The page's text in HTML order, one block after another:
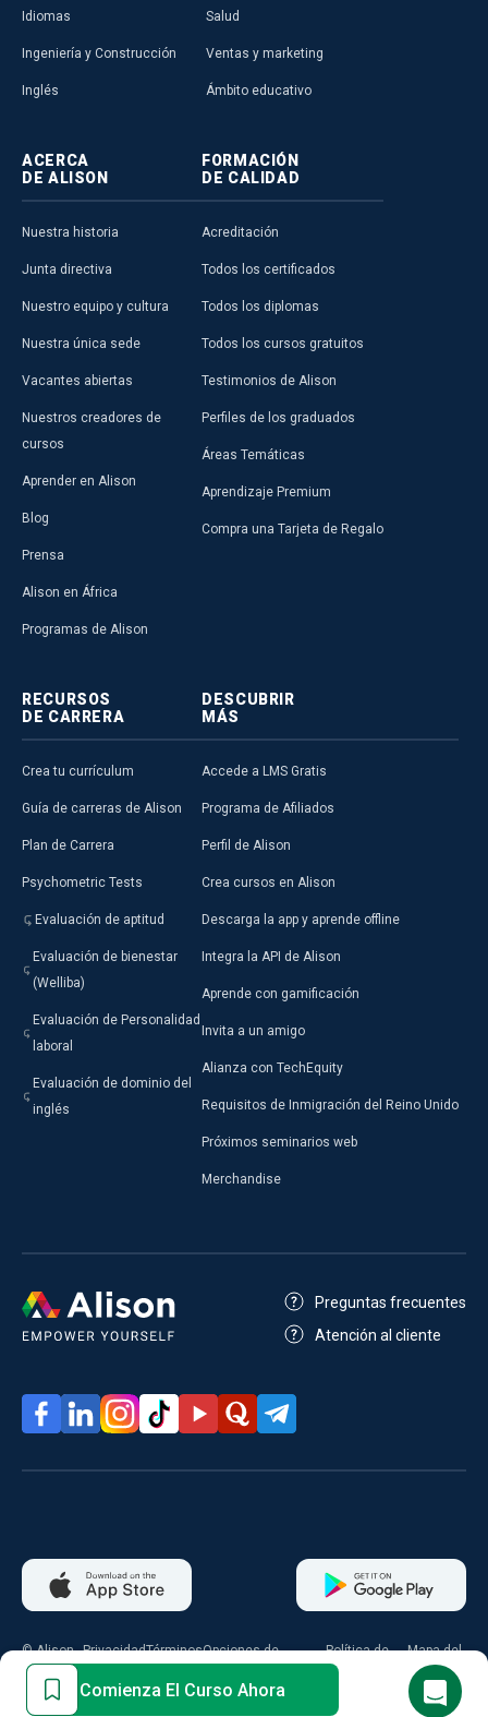
Comienza El Curso Ahora
Idiomas
Ingeniería y Construcción
Inglés
Salud
Ventas y marketing
Ámbito educativo
ACERCA
DE ALISON
Nuestra historia
Junta directiva
Nuestro equipo y cultura
Nuestra única sede
Vacantes abiertas
Nuestros creadores de
cursos
Aprender en Alison
Blog
Prensa
Alison en África
Programas de Alison
FORMACIÓN
DE CALIDAD
Acreditación
Todos los certificados
Todos los diplomas
Todos los cursos gratuitos
Testimonios de Alison
Perfiles de los graduados
Áreas Temáticas
Aprendizaje Premium
Compra una Tarjeta de Regalo
RECURSOS
DE CARRERA
Crea tu currículum
Guía de carreras de Alison
Plan de Carrera
Psychometric Tests
Evaluación de aptitud
Evaluación de bienestar
(Welliba)
Evaluación de Personalidad
laboral
Evaluación de dominio del
inglés
DESCUBRIR
MÁS
Accede a LMS Gratis
Programa de Afiliados
Perfil de Alison
Crea cursos en Alison
Descarga la app y aprende offline
Integra la API de Alison
Aprende con gamificación
Invita a un amigo
Alianza con TechEquity
Requisitos de Inmigración del Reino Unido
Próximos seminarios web
Merchandise
Preguntas frecuentes
Atención al cliente
© Alison
2026
PrivacidadTérminosOpciones de
Política de
Mapa del
sitio